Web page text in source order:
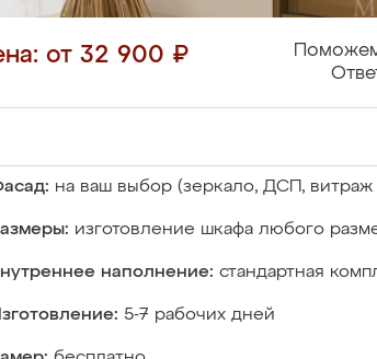
от 32 900 ₽
Поможем
на ваш выбор (зеркало, ДСП, витраж
изготовление шкафа любого
наполнение: стандартная
5-7 рабочих дней